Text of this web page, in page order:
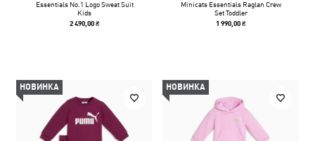
Essentials No.1 Logo Sweat Suit
Kids
2 490,00 ₴
Minicats Essentials Raglan Crew
Set Toddler
1 990,00 ₴
НОВИНКА НОВИНКА